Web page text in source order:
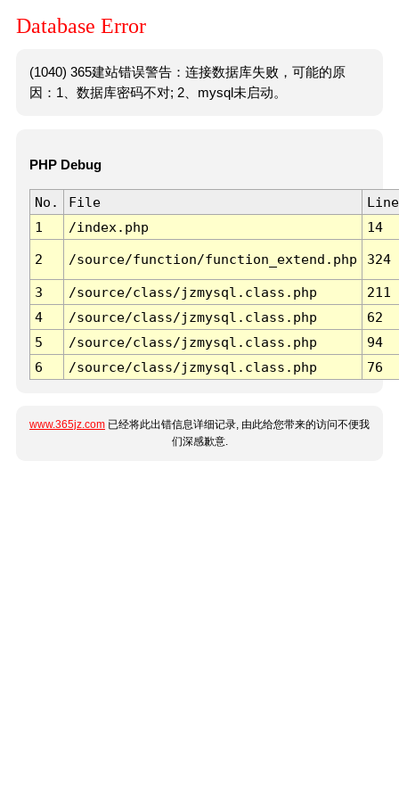
Database Error
(1040) 365建站错误警告：连接数据库失败，可能的原
因：1、数据库密码不对; 2、mysql未启动。
PHP Debug
No. File
Line
1
/index.php 14
2 /source/function/function_extend.php 324
3 /source/class/jzmysql.class.php
211
4
/source/class/jzmysql.class.php
62
5
/source/class/jzmysql.class.php
94
6
/source/class/jzmysql.class.php 76
www.365jz.com 已经将此出错信息详细记录, 由此给您带来的访问不便我
们深感歉意.